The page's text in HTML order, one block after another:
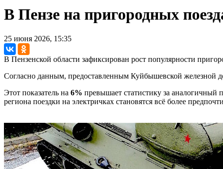
В Пензе на пригородных
25 июня 2026, 15:35
В Пензенской области зафиксирован рост популярности
Согласно данным, предоставленным Куйбышевской железной
Этот показатель на 6% превышает статистику за аналогичный
региона поездки на электричках становятся всё более